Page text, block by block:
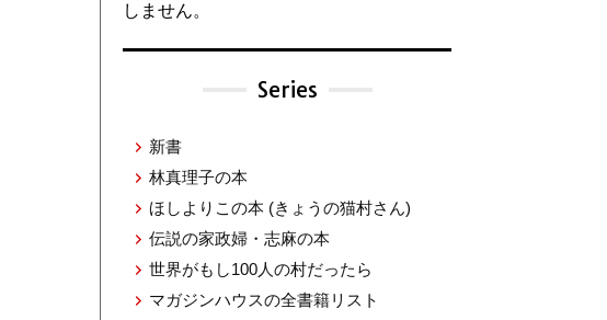
しません。
Series
新書
林真理子の本
ほしよりこの本 (きょうの猫村さん)
伝説の家政婦・志麻の本
世界がもし100人の村だったら
マガジンハウスの全書籍リスト